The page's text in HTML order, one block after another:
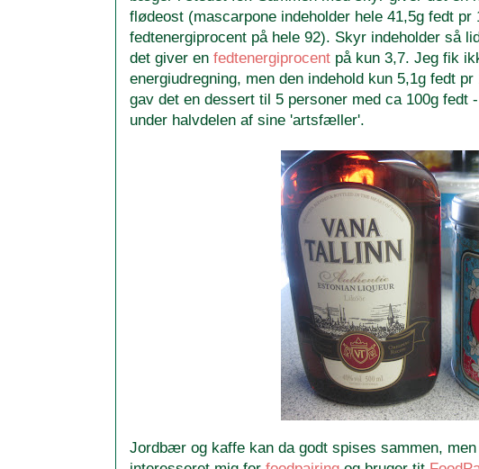
flødeost (mascarpone indeholder hele 41,5g fedt
fedtenergiprocent på hele 92). Skyr indeholder så
det giver en fedtenergiprocent på kun 3,7. Jeg fik
energiudregning, men den indehold kun 5,1g fedt
gav det en dessert til 5 personer med ca 100g fedt
under halvdelen af sine 'artsfæller'.
Jordbær og kaffe kan da godt spises sammen,